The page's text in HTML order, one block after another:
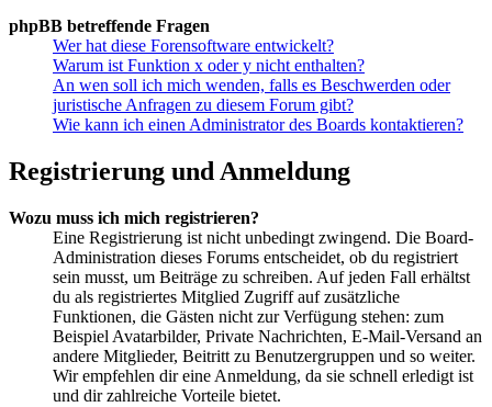
phpBB betreffende Fragen
Wer hat diese Forensoftware entwickelt?
Warum ist Funktion x oder y nicht enthalten?
An wen soll ich mich wenden, falls es Beschwerden oder
juristische Anfragen zu diesem Forum gibt?
Wie kann ich einen Administrator des Boards kontaktieren?
Registrierung und Anmeldung
Wozu muss ich mich registrieren?
Eine Registrierung ist nicht unbedingt zwingend. Die Board-
Administration dieses Forums entscheidet, ob du registriert
sein musst, um Beiträge zu schreiben. Auf jeden Fall erhältst
du als registriertes Mitglied Zugriff auf zusätzliche
Funktionen, die Gästen nicht zur Verfügung stehen: zum
Beispiel Avatarbilder, Private Nachrichten, E-Mail-Versand an
andere Mitglieder, Beitritt zu Benutzergruppen und so weiter.
Wir empfehlen dir eine Anmeldung, da sie schnell erledigt ist
und dir zahlreiche Vorteile bietet.